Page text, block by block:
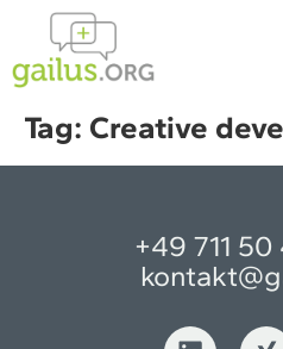
Tag: Creative
+49 711